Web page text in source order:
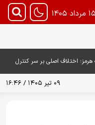
۱۵ مرداد ۱۴۰۵
هرمز؛ اختلاف اصلی بر سر کنترل
۰۹ تیر ۱۴۰۵ / ۱۶:۴۶